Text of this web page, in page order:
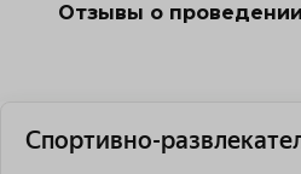
Отзывы о